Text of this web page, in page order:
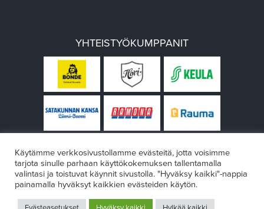
YHTEISTYÖKUMPPANIT
Käytämme verkkosivustollamme evästeitä, jotta voisimme
tarjota sinulle parhaan käyttökokemuksen tallentamalla
valintasi ja toistuvat käynnit sivustolla. "Hyväksy kaikki"-nappia
painamalla hyväksyt kaikkien evästeiden käytön.